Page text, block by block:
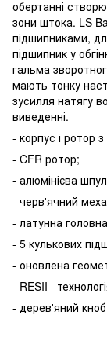
обертанні
зони штока. LS
підшипниками,
підшипник у
гальма
мають тонку
зусилля натягу
виведенні.
- корпус і ротор з
- CFR ротор;
- алюмінієва
- черв'ячний
- латунна
- 5 кулькових
- оновлена
- RESII
- дерев'яний